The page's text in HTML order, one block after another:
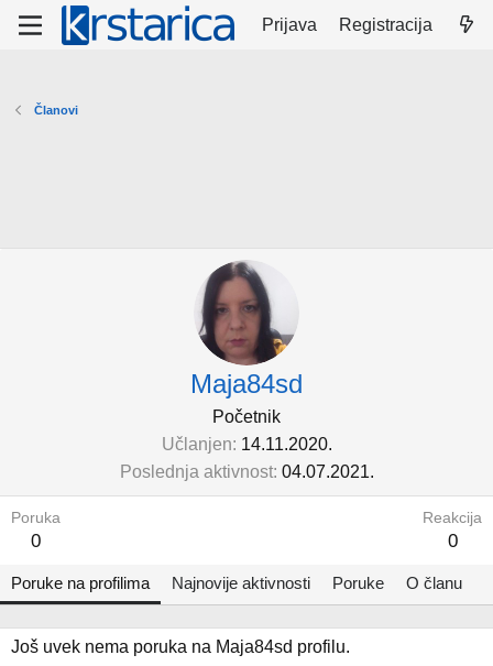
Prijava Registracija
Članovi
Maja84sd
Početnik
Učlanjen 14.11.2020.
Poslednja aktivnost 04.07.2021.
Poruka
0
Reakcija
0
Poruke na profilima Najnovije aktivnosti Poruke O članu
Još uvek nema poruka na Maja84sd profilu.